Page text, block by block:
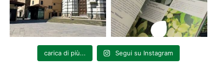
carica di più... Segui su Instagram